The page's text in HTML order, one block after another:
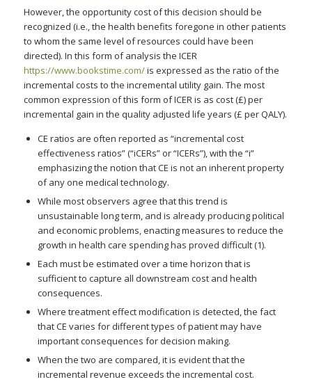
However, the opportunity cost of this decision should be
recognized (i.e., the health benefits foregone in other patients
to whom the same level of resources could have been
directed). In this form of analysis the ICER
https://www.bookstime.com/is expressed as the ratio of the
incremental costs to the incremental utility gain. The most
common expression of this form of ICER is as cost (£) per
incremental gain in the quality adjusted life years (£ per QALY).
CE ratios are often reported as “incremental cost
effectiveness ratios” (“iCERs” or “ICERs”), with the “i”
emphasizing the notion that CE is not an inherent property
of any one medical technology.
While most observers agree that this trend is
unsustainable long term, and is already producing political
and economic problems, enacting measures to reduce the
growth in health care spending has proved difficult (1).
Each must be estimated over a time horizon that is
sufficient to capture all downstream cost and health
consequences.
Where treatment effect modification is detected, the fact
that CE varies for different types of patient may have
important consequences for decision making.
When the two are compared, it is evident that the
incremental revenue exceeds the incremental cost.